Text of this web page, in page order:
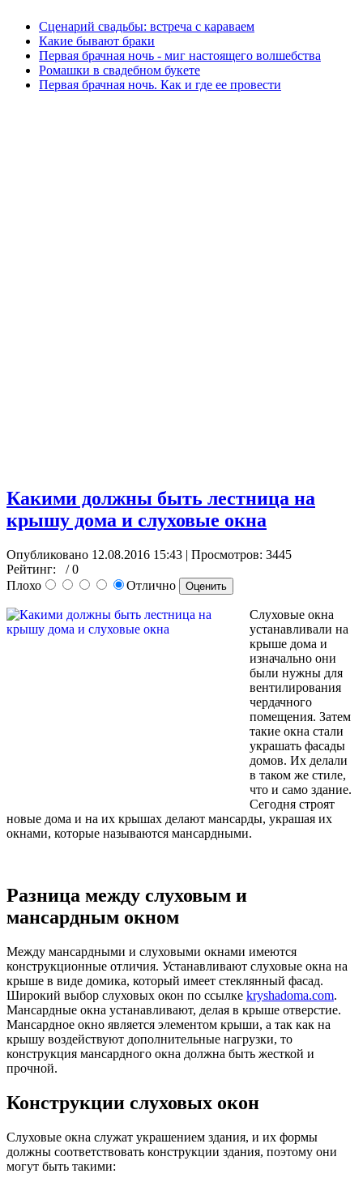
Cценарий свадьбы: встреча с караваем
Какие бывают браки
Первая брачная ночь - миг настоящего волшебства
Ромашки в свадебном букете
Первая брачная ночь. Как и где ее провести
Какими должны быть лестница на
крышу дома и слуховые окна
Опубликовано 12.08.2016 15:43 | Просмотров: 3445
Рейтинг:
/ 0
Плохо
Отлично
Слуховые окна
устанавливали на
крыше дома и
изначально они
были нужны для
вентилирования
чердачного
помещения. Затем
такие окна стали
украшать фасады
домов. Их делали
в таком же стиле,
что и само здание.
Сегодня строят
новые дома и на их крышах делают мансарды, украшая их
окнами, которые называются мансардными.
Разница между слуховым и
мансардным окном
Между мансардными и слуховыми окнами имеются
конструкционные отличия. Устанавливают слуховые окна на
крыше в виде домика, который имеет стеклянный фасад.
Широкий выбор слуховых окон по ссылке kryshadoma.com.
Мансардные окна устанавливают, делая в крыше отверстие.
Мансардное окно является элементом крыши, а так как на
крышу воздействуют дополнительные нагрузки, то
конструкция мансардного окна должна быть жесткой и
прочной.
Конструкции слуховых окон
Слуховые окна служат украшением здания, и их формы
должны соответствовать конструкции здания, поэтому они
могут быть такими: